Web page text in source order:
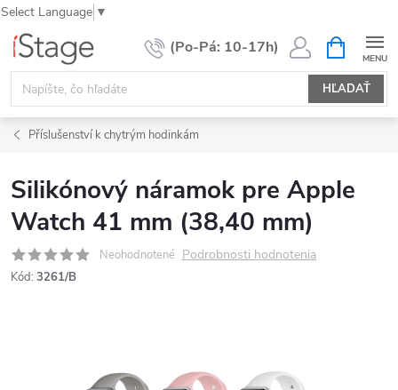
Select Language ▼
Prejsť
obsah
HĽADAŤ
KOŠÍK
Příslušenství k chytrým hodinkám
Silikónový náramok pre Apple
Watch 41 mm (38,40 mm)
Neohodnotené Podrobnosti hodnotenia
Kód: 3261/B